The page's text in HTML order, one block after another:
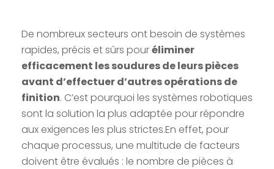
De nombreux secteurs ont besoin de systèmes
rapides, précis et sûrs pouréliminer
efficacement les soudures de leurs pièces
avant d’effectuer d’autres opérations de
finition. C’est pourquoi les systèmes robotiques
sont la solution la plus adaptée pour répondre
aux exigences les plus strictes.En effet, pour
chaque processus, une multitude de facteurs
doivent être évalués : le nombre de pièces à